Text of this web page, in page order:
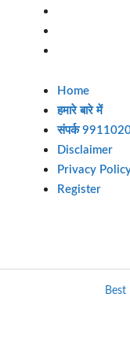
Home
हमारे बारे में
संपर्क
Disclaimer
Privacy
Register